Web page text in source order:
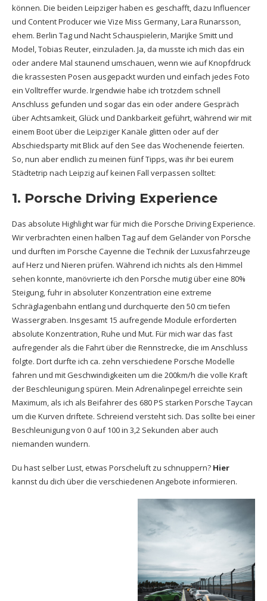
können. Die beiden Leipziger haben es geschafft, dazu Influencer
und Content Producer wie Vize Miss Germany, Lara Runarsson,
ehem. Berlin Tag und Nacht Schauspielerin, Marijke Smitt und
Model, Tobias Reuter, einzuladen. Ja, da musste ich mich das ein
oder andere Mal staunend umschauen, wenn wie auf Knopfdruck
die krassesten Posen ausgepackt wurden und einfach jedes Foto
ein Volltreffer wurde. Irgendwie habe ich trotzdem schnell
Anschluss gefunden und sogar das ein oder andere Gespräch
über Achtsamkeit, Glück und Dankbarkeit geführt, während wir mit
einem Boot über die Leipziger Kanäle glitten oder auf der
Abschiedsparty mit Blick auf den See das Wochenende feierten.
So, nun aber endlich zu meinen fünf Tipps, was ihr bei eurem
Städtetrip nach Leipzig auf keinen Fall verpassen solltet:
1. Porsche Driving Experience
Das absolute Highlight war für mich die Porsche Driving Experience.
Wir verbrachten einen halben Tag auf dem Geländer von Porsche
und durften im Porsche Cayenne die Technik der Luxusfahrzeuge
auf Herz und Nieren prüfen. Während ich nichts als den Himmel
sehen konnte, manövrierte ich den Porsche mutig über eine 80%
Steigung, fuhr in absoluter Konzentration eine extreme
Schräglagenbahn entlang und durchquerte den 50 cm tiefen
Wassergraben. Insgesamt 15 aufregende Module erforderten
absolute Konzentration, Ruhe und Mut. Für mich war das fast
aufregender als die Fahrt über die Rennstrecke, die im Anschluss
folgte. Dort durfte ich ca. zehn verschiedene Porsche Modelle
fahren und mit Geschwindigkeiten um die 200km/h die volle Kraft
der Beschleunigung spüren. Mein Adrenalinpegel erreichte sein
Maximum, als ich als Beifahrer des 680 PS starken Porsche Taycan
um die Kurven driftete. Schreiend versteht sich. Das sollte bei einer
Beschleunigung von 0 auf 100 in 3,2 Sekunden aber auch
niemanden wundern.
Du hast selber Lust, etwas Porscheluft zu schnuppern? Hier
kannst du dich über die verschiedenen Angebote informieren.